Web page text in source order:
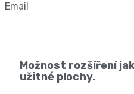
Email
Možnost rozšíření
užitné plochy.